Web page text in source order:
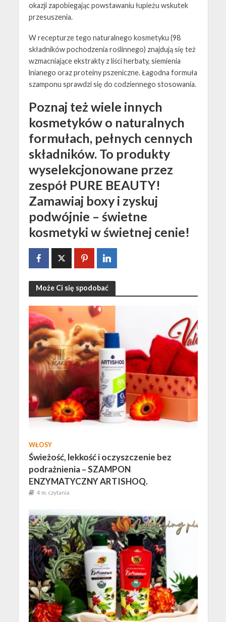
okazji zapobiegając powstawaniu łupieżu wskutek
przesuszenia.
W recepturze tego naturalnego kosmetyku (98
składników pochodzenia roślinnego) znajdują się też
wzmacniające ekstrakty z liści herbaty, siemienia
lnianego oraz proteiny pszeniczne. Łagodna formuła
szamponu sprawdzi się do codziennego stosowania.
Poznaj też wiele innych
kosmetyków o naturalnych
formułach, pełnych cennych
składników. To produkty
wyselekcjonowane przez
zespół PURE BEAUTY!
Zamawiaj boxy i zyskuj
podwójnie – świetne
kosmetyki w świetnej cenie!
Może Ci się spodobać
WŁOSY
Świeżość, lekkość i oczyszczenie bez
podrażnienia – SZAMPON
ENZYMATYCZNY ARTISHOQ.
4 m. czytania